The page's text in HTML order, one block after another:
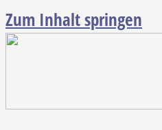
Zum Inhalt springen